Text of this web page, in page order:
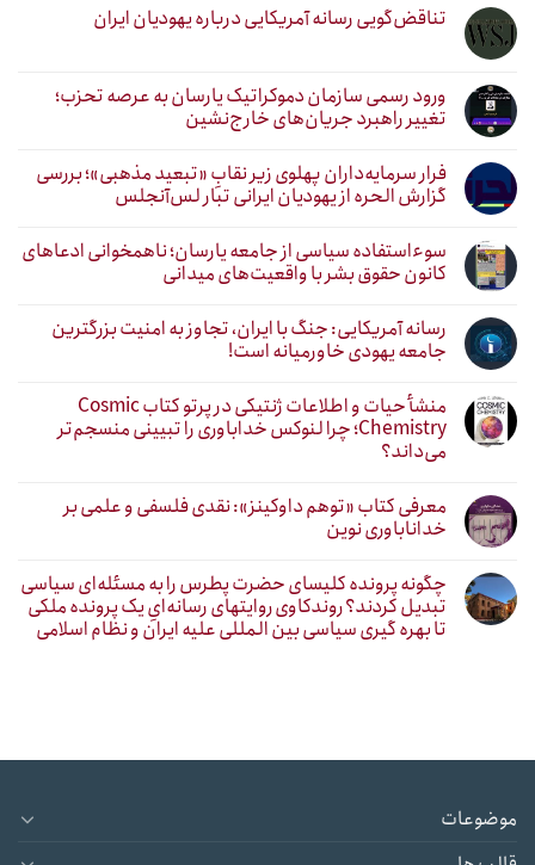
تناقض‌گویی رسانه آمریکایی درباره یهودیان ایران
ورود رسمی سازمان دموکراتیک یارسان به عرصه تحزب؛
تغییر راهبرد جریان‌های خارج‌نشین
فرار سرمایه‌داران پهلوی زیر نقابِ «تبعید مذهبی»؛ بررسی
گزارش الحره از یهودیان ایرانی تبار لس‌آنجلس
سوءاستفاده سیاسی از جامعه یارسان؛ ناهمخوانی ادعاهای
کانون حقوق بشر با واقعیت‌های میدانی
رسانه آمریکایی: جنگ با ایران، تجاوز به امنیت بزرگترین
جامعه یهودی خاورمیانه است!
منشأ حیات و اطلاعات ژنتیکی در پرتو کتاب Cosmic
Chemistry؛ چرا لنوکس خداباوری را تبیینی منسجم‌تر
می‌داند؟
معرفی کتاب «توهم داوکینز»: نقدی فلسفی و علمی بر
خداناباوری نوین
چگونه پرونده کلیسای حضرت پطرس را به مسئله‌ای سیاسی
تبدیل کردند؟ روندکاوی روایتهای رسانه‌ایِ یک پرونده ملکی
تا بهره گیری سیاسی بین المللی علیه ایران و نظام اسلامی
موضوعات